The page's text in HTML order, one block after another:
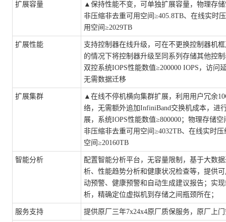
扩展容量 ▲ 保持性能不变，可单独扩展容量，物理存
非压缩非去重可用空间≥405.8TB、在线实时
用空间≥2029TB
扩展性能
支持控制器在线升级，可在不更换控制器机
的情况下将控制器升级至同系列存储其他控
双控系统IOPS性能数值≥200000 IOPS，访问
无需数据迁移
扩展集群 ▲ 在线不停机横向集群扩展，利用用户冗余
络，无需额外追加InfiniBand交换机成本，进
展，系统IOPS性能数值≥800000；物理存储空
非压缩非去重可用空间≥4032TB、在线实时
空间≥20160TB
智能分析
配置智能分析平台，无容量限制，基于大数
析、性能趋势分析和健康状况检查等，提供
动预警、健康预警和自动生成建议报告；实
析，精确定位虚拟机到存储之间瓶颈所在；
服务支持 提供原厂三年7x24x4原厂质保服务，原厂上